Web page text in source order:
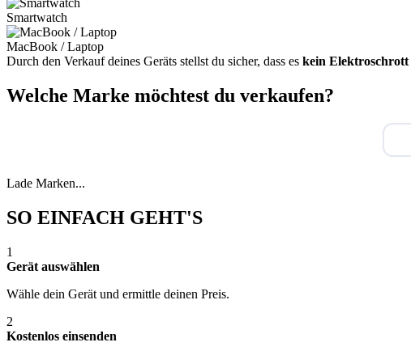
Smartwatch
MacBook / Laptop
Durch den Verkauf deines Geräts stellst du sicher, dass es kein Elektroschrott
Welche Marke möchtest du verkaufen?
Lade Marken...
SO EINFACH GEHT'S
1
Gerät auswählen
Wähle dein Gerät und ermittle deinen Preis.
2
Kostenlos einsenden